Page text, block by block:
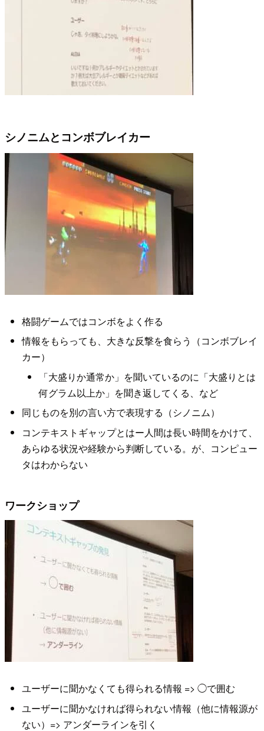
シノニムとコンボブレイカー
格闘ゲームではコンボをよく作る
情報をもらっても、大きな反撃を食らう（コンボブレイ
カー）
「大盛りか通常か」を聞いているのに「大盛りとは
何グラム以上か」を聞き返してくる、など
同じものを別の言い方で表現する（シノニム）
コンテキストギャップとはー人間は長い時間をかけて、
あらゆる状況や経験から判断している。が、コンピュー
タはわからない
ワークショップ
ユーザーに聞かなくても得られる情報 => ◯で囲む
ユーザーに聞かなければ得られない情報（他に情報源が
ない）=> アンダーラインを引く